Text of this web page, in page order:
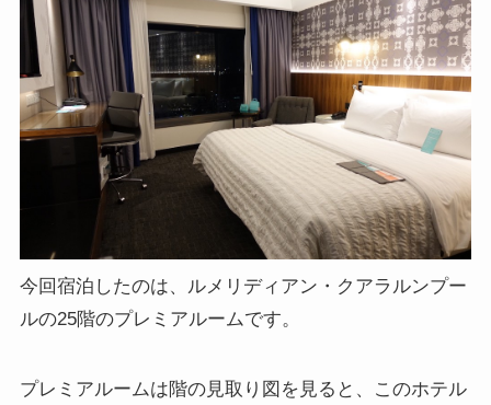
今回宿泊したのは、ルメリディアン・クアラルンプー
ルの25階のプレミアルームです。
プレミアルームは階の見取り図を見ると、このホテル